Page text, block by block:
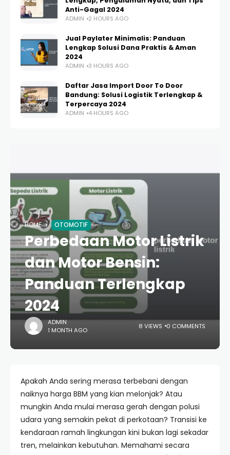
Anti-Gagal 2024
ADMIN 2 HOURS AGO
Jual Paylater Minimalis: Panduan
Lengkap Solusi Dana Praktis & Aman
2024
ADMIN 3 HOURS AGO
Daftar Jasa Import Door To Door
Bandung: Solusi Logistik Terlengkap &
Terpercaya 2024
ADMIN 4 HOURS AGO
HOME OTOMOTIF
Perbedaan Motor Listrik
dan Motor Bensin:
Panduan Terlengkap
2024
ADMIN
1 MONTH AGO
8 VIEWS 0 COMMENTS
Apakah Anda sering merasa terbebani dengan
naiknya harga BBM yang kian melonjak? Atau
mungkin Anda mulai merasa gerah dengan polusi
udara yang semakin pekat di perkotaan? Transisi ke
kendaraan ramah lingkungan kini bukan lagi sekadar
tren, melainkan kebutuhan. Memahami secara